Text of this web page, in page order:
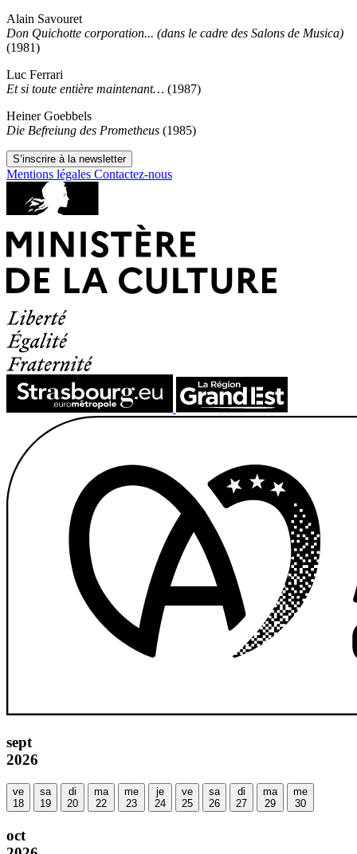
Alain Savouret
Don Quichotte corporation... (dans le cadre des Salons de Musica)
(1981)
Luc Ferrari
Et si toute entière maintenant… (1987)
Heiner Goebbels
Die Befreiung des Prometheus (1985)
S’inscrire à la newsletter
Mentions légales Contactez-nous
sept
2026
ve
18
sa
19
di
20
ma
22
me
23
je
24
ve
25
sa
26
di
27
ma
29
me
30
oct